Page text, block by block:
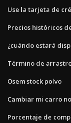
Use la tarjeta de
Precios históricos
¿cuándo estará
Término de
Osem stock polvo
Cambiar mi carro
Porcentaje de